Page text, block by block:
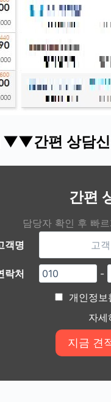
▼▼간편 상담
간편
담당자 확인 후 빠
객명
락처 -
개인정보
자세